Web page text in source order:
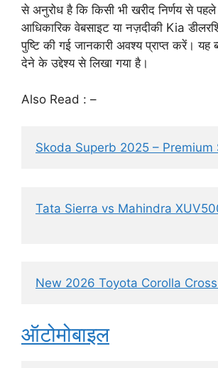
से अनुरोध है कि किसी भी खरीद निर्णय से
आधिकारिक वेबसाइट या नज़दीकी Kia
पुष्टि की गई जानकारी अवश्य प्राप्त करें।
देने के उद्देश्य से लिखा गया है।
Also Read : –
Skoda Superb 2025 – Premium
Tata Sierra vs Mahindra
New 2026 Toyota Corolla
ऑटोमोबाइल